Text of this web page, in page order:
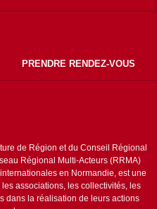
PRENDRE RENDEZ-VOUS
de Région et du Conseil Régional
Régional Multi-Acteurs (RRMA)
en Normandie, est une
associations, les collectivités, les
dans la réalisation de leurs actions